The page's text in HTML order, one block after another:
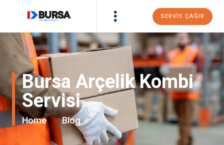
SERVIS ÇAĞIR
Bursa Arçelik Kombi
Servisi
Home Blog